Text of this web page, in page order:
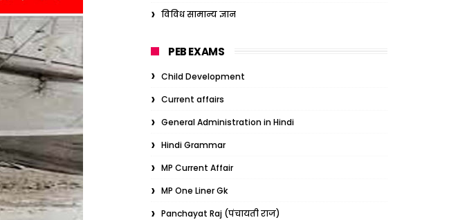
विविध सामान्य ज्ञान
PEB EXAMS
Child Development
Current affairs
General Administration in Hindi
Hindi Grammar
MP Current Affair
MP One Liner Gk
Panchayat Raj (पंचायती राज)